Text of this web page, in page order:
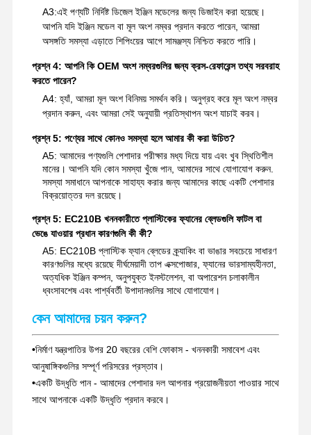
A3:এই পণ্যটি নির্দিষ্ট ডিজেল ইঞ্জিন মডেলের জন্য ডিজাইন করা হয়েছে।
আপনি যদি ইঞ্জিন মডেল বা মূল অংশ নম্বর প্রদান করতে পারেন, আমরা
অসঙ্গতি সমস্যা এড়াতে শিপিংয়ের আগে সামঞ্জস্য নিশ্চিত করতে পারি।
প্রশ্ন 4: আপনি কি OEM অংশ নম্বরগুলির জন্য ক্রস-রেফারেন্স তথ্য সরবরাহ
করতে পারেন?
A4: হ্যাঁ, আমরা মূল অংশ বিনিময় সমর্থন করি। অনুগ্রহ করে মূল অংশ নম্বর
প্রদান করুন, এবং আমরা সেই অনুযায়ী প্রতিস্থাপন অংশ যাচাই করব।
প্রশ্ন 5: পণ্যের সাথে কোনও সমস্যা হলে আমার কী করা উচিত?
A5: আমাদের পণ্যগুলি পেশাদার পরীক্ষার মধ্য দিয়ে যায় এবং খুব স্থিতিশীল
মানের। আপনি যদি কোন সমস্যা খুঁজে পান, আমাদের সাথে যোগাযোগ করুন.
সমস্যা সমাধানে আপনাকে সাহায্য করার জন্য আমাদের কাছে একটি পেশাদার
বিক্রয়োত্তর দল রয়েছে।
প্রশ্ন 5: EC210B খননকারীতে প্লাস্টিকের ফ্যানের ব্লেডগুলি ফাটল বা
ভেঙে যাওয়ার প্রধান কারণগুলি কী কী?
A5: EC210B প্লাস্টিক ফ্যান ব্লেডের ক্র্যাকিং বা ভাঙার সবচেয়ে সাধারণ
কারণগুলির মধ্যে রয়েছে দীর্ঘমেয়াদী তাপ এক্সপোজার, ফ্যানের ভারসাম্যহীনতা,
অত্যধিক ইঞ্জিন কম্পন, অনুপযুক্ত ইনস্টলেশন, বা অপারেশন চলাকালীন
ধ্বংসাবশেষ এবং পার্শ্ববর্তী উপাদানগুলির সাথে যোগাযোগ।
কেন আমাদের চয়ন করুন?
•নির্মাণ যন্ত্রপাতির উপর 20 বছরের বেশি ফোকাস - খননকারী সমাবেশ এবং
আনুষাঙ্গিকগুলির সম্পূর্ণ পরিসরের প্রস্তাব।
•একটি উদ্ধৃতি পান - আমাদের পেশাদার দল আপনার প্রয়োজনীয়তা পাওয়ার সাথে
সাথে আপনাকে একটি উদ্ধৃতি প্রদান করবে।